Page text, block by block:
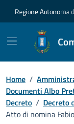
Regione Autonoma
Home /
Documenti Albo
Decreto / Decreto
Atto di nomina